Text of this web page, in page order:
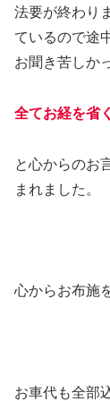
法要が終わり
ているので途
お聞き苦しか
全てお経を省
と心からのお
まれました。
心からお布施
お車代も全部